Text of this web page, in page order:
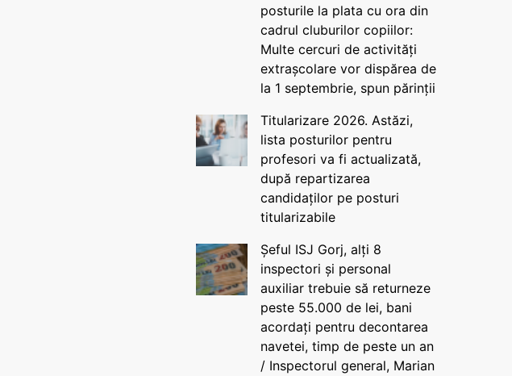
posturile la plata cu ora din
cadrul cluburilor copiilor:
Multe cercuri de activități
extrașcolare vor dispărea de
la 1 septembrie, spun părinții
Titularizare 2026. Astăzi,
lista posturilor pentru
profesori va fi actualizată,
după repartizarea
candidaților pe posturi
titularizabile
Șeful ISJ Gorj, alți 8
inspectori și personal
auxiliar trebuie să returneze
peste 55.000 de lei, bani
acordați pentru decontarea
navetei, timp de peste un an
/ Inspectorul general, Marian